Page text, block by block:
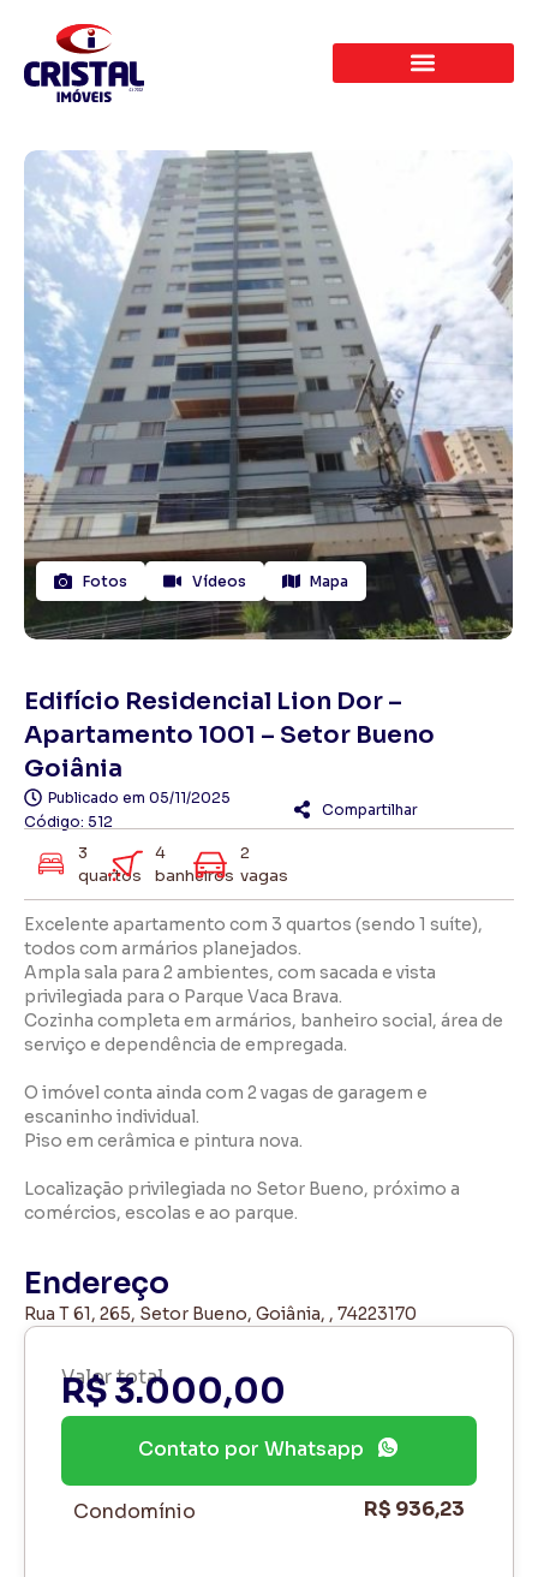
Fotos Vídeos Mapa
Edifício Residencial Lion Dor –
Apartamento 1001 – Setor Bueno
Goiânia
Publicado em 05/11/2025
Código: 512
Compartilhar
3
quartos
4
banheiros
2
vagas
Excelente apartamento com 3 quartos (sendo 1 suíte),
todos com armários planejados.
Ampla sala para 2 ambientes, com sacada e vista
privilegiada para o Parque Vaca Brava.
Cozinha completa em armários, banheiro social, área de
serviço e dependência de empregada.
O imóvel conta ainda com 2 vagas de garagem e
escaninho individual.
Piso em cerâmica e pintura nova.
Localização privilegiada no Setor Bueno, próximo a
comércios, escolas e ao parque.
Endereço
Rua T 61, 265, Setor Bueno, Goiânia, , 74223170
Valor total
R$ 3.000,00
Contato por Whatsapp
Condomínio R$ 936,23